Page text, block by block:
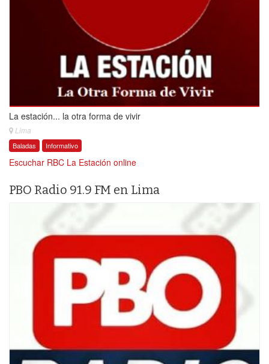
La estación... la otra forma de vivir
Lima
Baladas Informativo
Escuchar RBC La Estación online
PBO Radio 91.9 FM en Lima